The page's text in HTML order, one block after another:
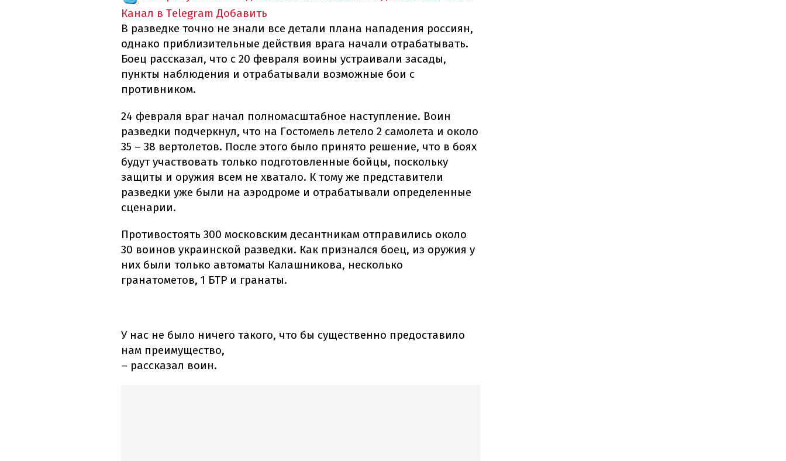
Канал в Telegram Добавить
В разведке точно не знали все детали плана нападения россиян,
однако приблизительные действия врага начали отрабатывать.
Боец рассказал, что с 20 февраля воины устраивали засады,
пункты наблюдения и отрабатывали возможные бои с
противником.
24 февраля враг начал полномасштабное наступление. Воин
разведки подчеркнул, что на Гостомель летело 2 самолета и около
35 – 38 вертолетов. После этого было принято решение, что в боях
будут участвовать только подготовленные бойцы, поскольку
защиты и оружия всем не хватало. К тому же представители
разведки уже были на аэродроме и отрабатывали определенные
сценарии.
Противостоять 300 московским десантникам отправились около
30 воинов украинской разведки. Как признался боец, из оружия у
них были только автоматы Калашникова, несколько
гранатометов, 1 БТР и гранаты.
У нас не было ничего такого, что бы существенно предоставило
нам преимущество,
– рассказал воин.